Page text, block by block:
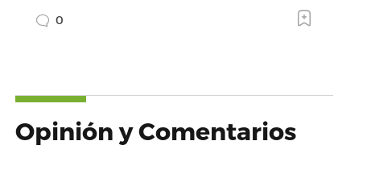
0
Opinión y Comentarios